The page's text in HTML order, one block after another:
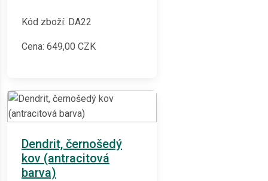
Kód zboží: DA22
Cena: 649,00 CZK
Dendrit, černošedý
kov (antracitová
barva)